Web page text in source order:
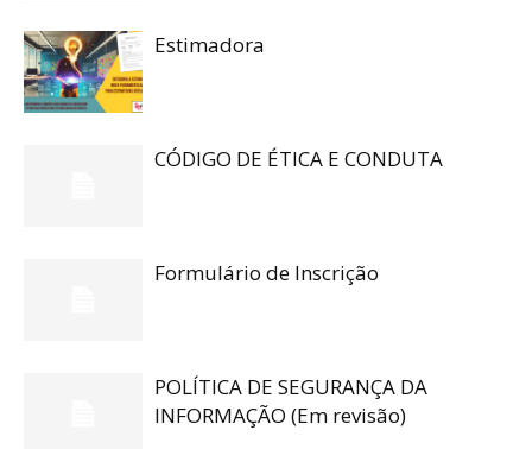
Estimadora
CÓDIGO DE ÉTICA E CONDUTA
Formulário de Inscrição
POLÍTICA DE SEGURANÇA DA
INFORMAÇÃO (Em revisão)